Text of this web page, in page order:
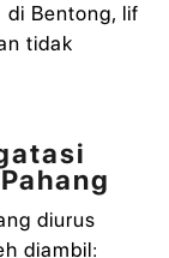
di Bentong, lif
tidak
diurus
diambil: